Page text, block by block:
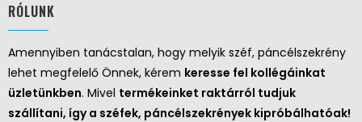
RÓLUNK
Amennyiben tanácstalan, hogy melyik széf, páncélszekrény
lehet megfelelő Önnek, kérem keresse fel kollégáinkat
üzletünkben. Mivel termékeinket raktárról tudjuk
szállítani, így a széfek, páncélszekrények kipróbálhatóak!